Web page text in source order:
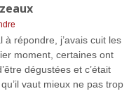
à répondre, j’avais cuit les
moment, certaines ont
dégustées et c’était
vaut mieux ne pas trop